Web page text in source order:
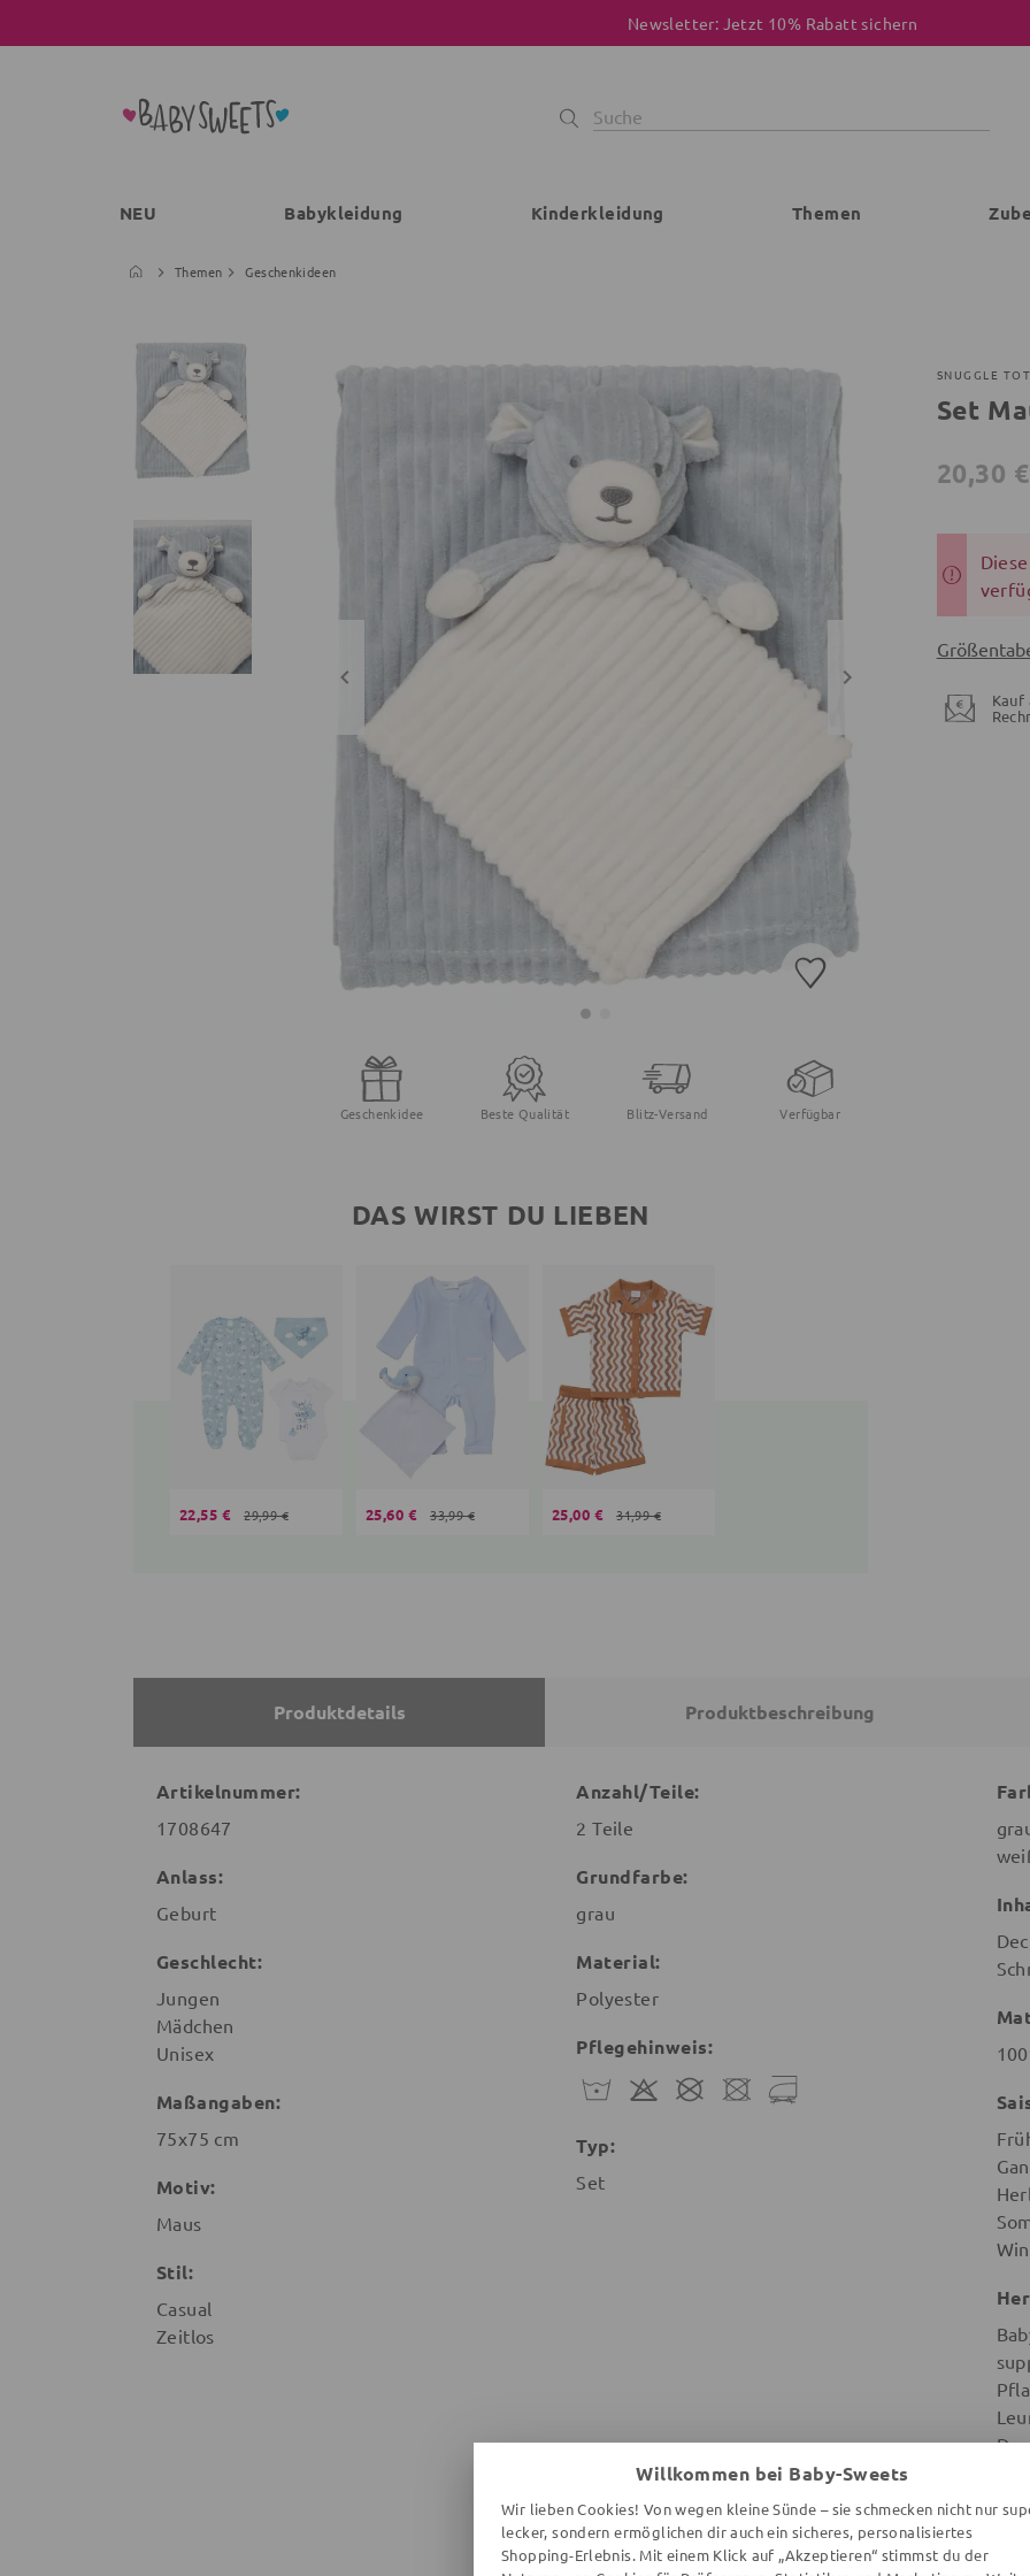
Newsletter: Jetzt 10% Rabatt sichern
NEU Babykleidung Kinderkleidung Themen
Themen Geschenkideen
Geschenkidee Beste Qualität Blitz-Versand Verfügbar
DAS WIRST DU LIEBEN
22,55 € 29,99 € 25,60 € 33,99 € 25,00 € 31,99 €
SNUGGLE
Set
20,30
Kauf
Produktdetails Produktbeschreibung
Artikelnummer:
1708647
Anlass:
Geburt
Geschlecht:
Jungen
Mädchen
Unisex
Maßangaben:
75x75 cm
Motiv:
Maus
Stil:
Casual
Zeitlos
Anzahl/Teile:
2 Teile
Grundfarbe:
grau
Material:
Polyester
Pflegehinweis:
Typ:
Set
Willkommen bei Baby-Sweets
Wir lieben Cookies! Von wegen kleine Sünde – sie schmecken nicht nur
lecker, sondern ermöglichen dir auch ein sicheres, personalisiertes
Shopping-Erlebnis. Mit einem Klick auf „Akzeptieren“ stimmst du der